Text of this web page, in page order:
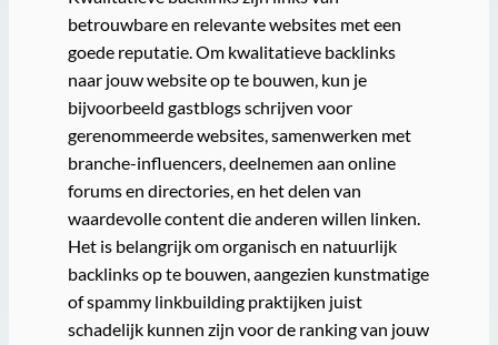
betrouwbare en relevante websites met een
goede reputatie. Om kwalitatieve backlinks
naar jouw website op te bouwen, kun je
bijvoorbeeld gastblogs schrijven voor
gerenommeerde websites, samenwerken met
branche-influencers, deelnemen aan online
forums en directories, en het delen van
waardevolle content die anderen willen linken.
Het is belangrijk om organisch en natuurlijk
backlinks op te bouwen, aangezien kunstmatige
of spammy linkbuilding praktijken juist
schadelijk kunnen zijn voor de ranking van jouw